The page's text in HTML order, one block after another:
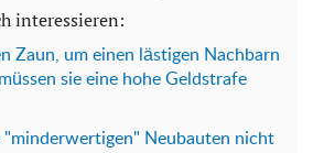
interessieren:
Zaun, um einen lästigen Nachbarn
sie eine hohe Geldstrafe
Neubauten nicht